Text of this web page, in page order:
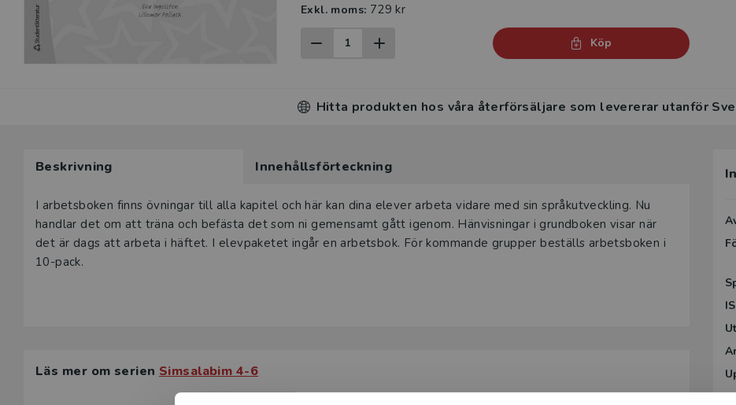
Exkl. moms: 729 kr
Köp
Hitta produkten hos våra återförsäljare som levererar utanför
Beskrivning Innehållsförteckning
I arbetsboken finns övningar till alla kapitel och här kan dina elever arbeta vidare med sin språkutveckling. Nu
handlar det om att träna och befästa det som ni gemensamt gått igenom. Hänvisningar i grundboken visar när
det är dags att arbeta i häftet. I elevpaketet ingår en arbetsbok. För kommande grupper beställs arbetsboken i
10-pack.
Läs mer om serien Simsalabim 4-6